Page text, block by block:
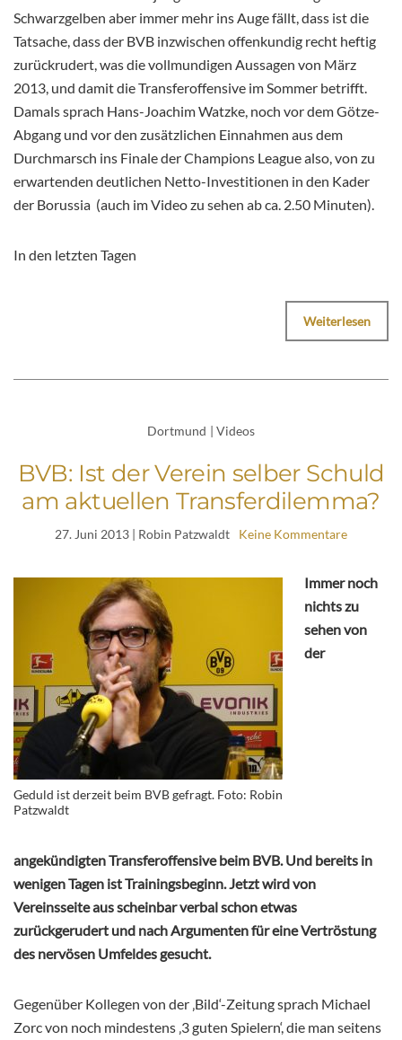
Schwarzgelben aber immer mehr ins Auge fällt, dass ist die
Tatsache, dass der BVB inzwischen offenkundig recht heftig
zurückrudert, was die vollmundigen Aussagen von März
2013, und damit die Transferoffensive im Sommer betrifft.
Damals sprach Hans-Joachim Watzke, noch vor dem Götze-
Abgang und vor den zusätzlichen Einnahmen aus dem
Durchmarsch ins Finale der Champions League also, von zu
erwartenden deutlichen Netto-Investitionen in den Kader
der Borussia (auch im Video zu sehen ab ca. 2.50 Minuten).
In den letzten Tagen
Weiterlesen
Dortmund | Videos
BVB: Ist der Verein selber Schuld
am aktuellen Transferdilemma?
27. Juni 2013 | Robin Patzwaldt Keine Kommentare
Geduld ist derzeit beim BVB gefragt. Foto: Robin
Patzwaldt
Immer noch
nichts zu
sehen von
der
angekündigten Transferoffensive beim BVB. Und bereits in
wenigen Tagen ist Trainingsbeginn. Jetzt wird von
Vereinsseite aus scheinbar verbal schon etwas
zurückgerudert und nach Argumenten für eine Vertröstung
des nervösen Umfeldes gesucht.
Gegenüber Kollegen von der ‚Bild‘-Zeitung sprach Michael
Zorc von noch mindestens ‚3 guten Spielern‘, die man seitens